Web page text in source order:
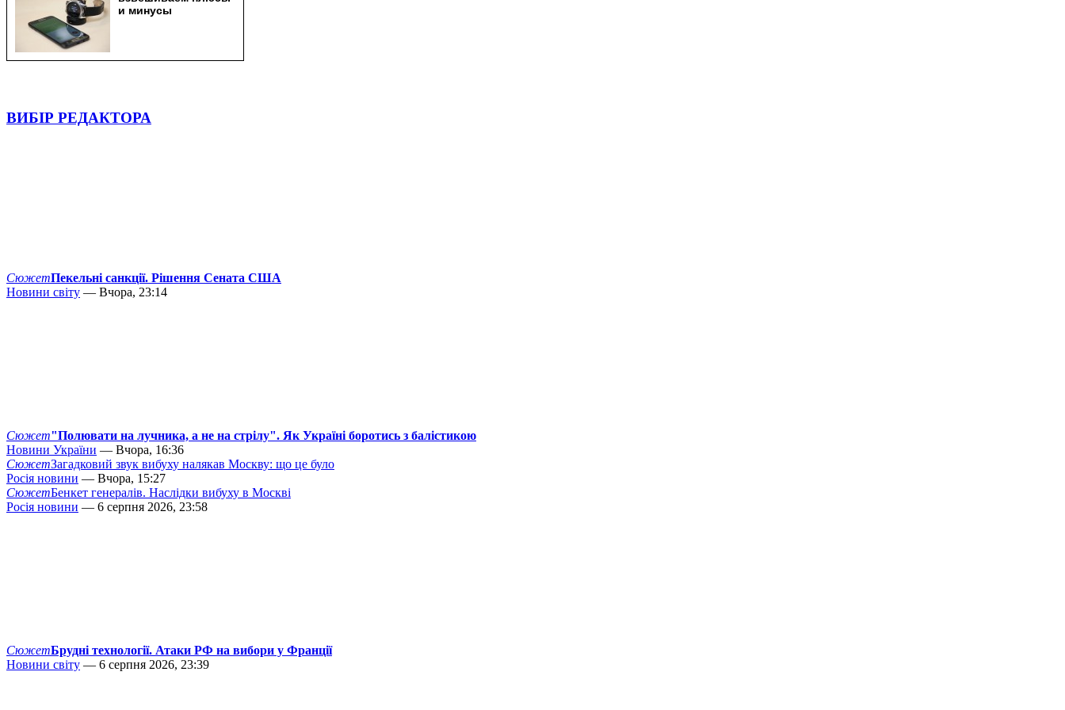
ВИБІР РЕДАКТОРА
СюжетПекельні санкції. Рішення Сената США
Новини світу — Вчора, 23:14
Сюжет"Полювати на лучника, а не на стрілу". Як Україні боротись з балістикою
Новини України — Вчора, 16:36
СюжетЗагадковий звук вибуху налякав Москву: що це було
Росія новини — Вчора, 15:27
СюжетБенкет генералів. Наслідки вибуху в Москві
Росія новини — 6 серпня 2026, 23:58
СюжетБрудні технології. Атаки РФ на вибори у Франції
Новини світу — 6 серпня 2026, 23:39